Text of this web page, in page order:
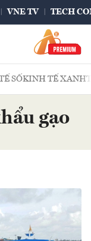
VNE TV TECH
SỐKINH TẾ XANH
gạo